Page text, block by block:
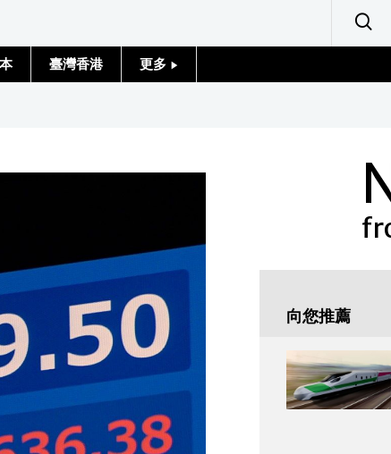
臺灣香港 更多
文化
科學技術
生活
向您推薦